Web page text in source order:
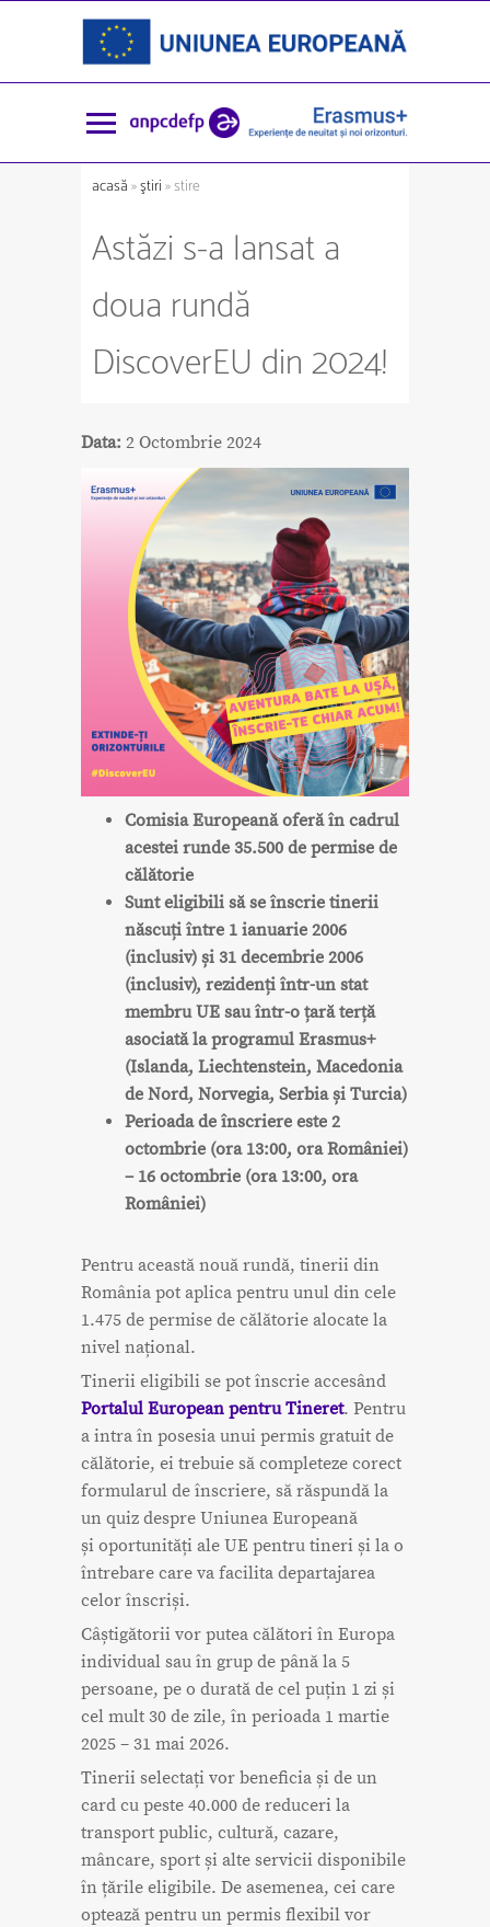
acasă»ştiri» stire
Astăzi s-a lansat a
doua rundă
DiscoverEU din 2024!
Data: 2 Octombrie 2024
Comisia Europeană oferă în cadrul
acestei runde 35.500 de permise de
călătorie
Sunt eligibili să se înscrie tinerii
născuți între 1 ianuarie 2006
(inclusiv) și 31 decembrie 2006
(inclusiv), rezidenți într-un stat
membru UE sau într-o țară terță
asociată la programul Erasmus+
(Islanda, Liechtenstein, Macedonia
de Nord, Norvegia, Serbia și Turcia)
Perioada de înscriere este 2
octombrie (ora 13:00, ora României)
– 16 octombrie (ora 13:00, ora
României)
Pentru această nouă rundă, tinerii din
România pot aplica pentru unul din cele
1.475 de permise de călătorie alocate la
nivel național.
Tinerii eligibili se pot înscrie accesând
Portalul European pentru Tineret. Pentru
a intra în posesia unui permis gratuit de
călătorie, ei trebuie să completeze corect
formularul de înscriere, să răspundă la
un quiz despre Uniunea Europeană
și oportunități ale UE pentru tineri și la o
întrebare care va facilita departajarea
celor înscriși.
Câștigătorii vor putea călători în Europa
individual sau în grup de până la 5
persoane, pe o durată de cel puțin 1 zi și
cel mult 30 de zile, în perioada 1 martie
2025 – 31 mai 2026.
Tinerii selectați vor beneficia și de un
card cu peste 40.000 de reduceri la
transport public, cultură, cazare,
mâncare, sport și alte servicii disponibile
în țările eligibile. De asemenea, cei care
optează pentru un permis flexibil vor